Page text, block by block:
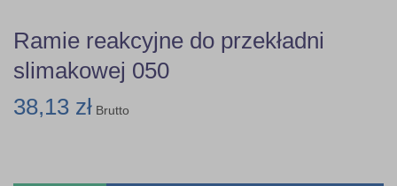
Ramie reakcyjne do przekładni
slimakowej 050
38,13 zł Brutto